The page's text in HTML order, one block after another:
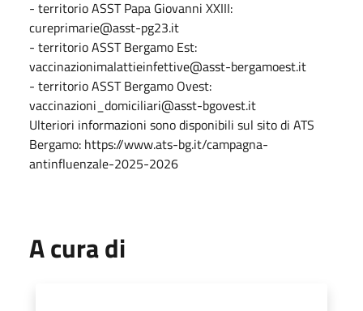
- territorio ASST Papa Giovanni XXIII:
cureprimarie@asst-pg23.it
- territorio ASST Bergamo Est:
vaccinazionimalattieinfettive@asst-bergamoest.it
- territorio ASST Bergamo Ovest:
vaccinazioni_domiciliari@asst-bgovest.it
Ulteriori informazioni sono disponibili sul sito di ATS
Bergamo: https://www.ats-bg.it/campagna-
antinfluenzale-2025-2026
A cura di